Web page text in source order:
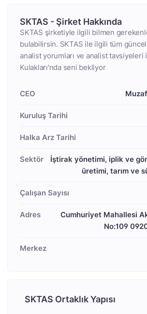
SKTAS - Şirket Hakkında
SKTAS şirketiyle ilgili bilmen
bulabilirsin. SKTAS ile ilgili tüm
analist yorumları ve analist tavsiyeleri
Kulakları'nda seni bekliyor
CEO
Kuruluş Tarihi
Halka Arz Tarihi
Sektör
İştirak yönetimi, iplik ve
üretimi, tarım ve
Çalışan Sayısı
Adres
Cumhuriyet Mahallesi
No:109
Merkez
SKTAS Ortaklık Yapısı